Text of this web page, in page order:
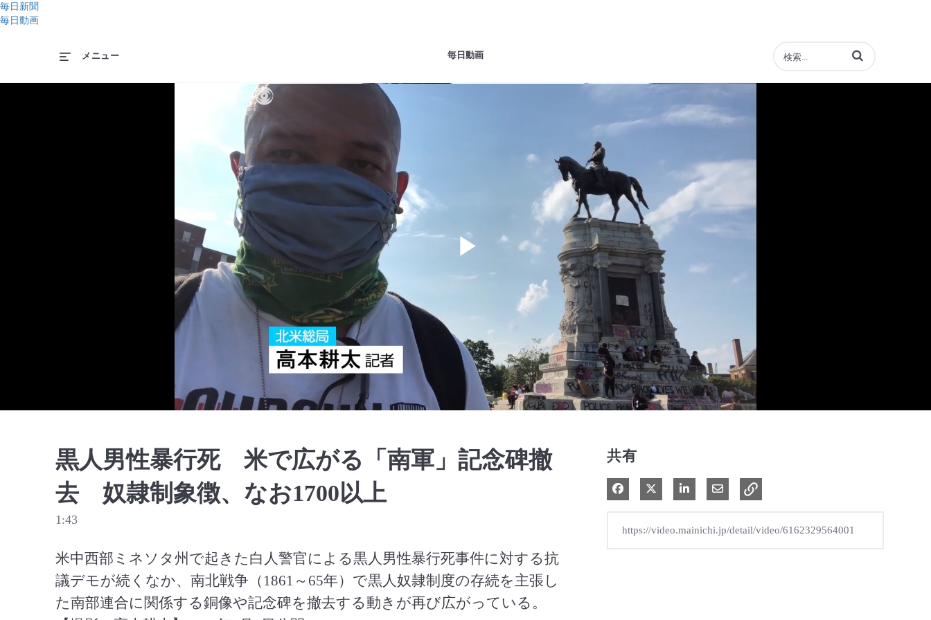
毎日新聞
毎日動画
毎日動画
メニュー 動画の検索語句を入力
Play
Video
黒人男性暴行死 米で広がる「南軍」記念碑撤
去 奴隷制象徴、なお1700以上
1:43
米中西部ミネソタ州で起きた白人警官による黒人男性暴行死事件に対する抗
議デモが続くなか、南北戦争（1861～65年）で黒人奴隷制度の存続を主張し
た南部連合に関係する銅像や記念碑を撤去する動きが再び広がっている。
共有
Facebook で共有
Xで共有する
LinkedIn で共有電子メールで共有